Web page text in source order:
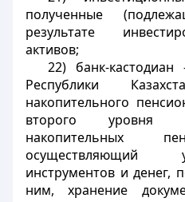
полученные
результате
активов;
22) банк-
Республики
накопительного
второго уровня
накопительных
осуществляющий
инструментов и денег,
ним, хранение